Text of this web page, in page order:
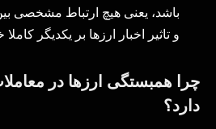
باشد، یعنی هیچ ارتباط مشخصی
و تاثیر اخبار ارزها بر یکدیگر
چرا همبستگی ارزها در
دارد؟